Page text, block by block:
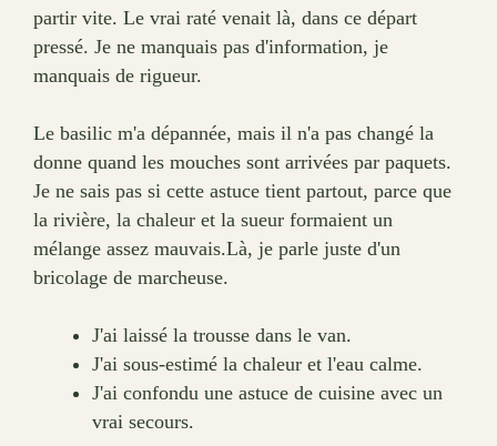
partir vite. Le vrai raté venait là, dans ce départ
pressé. Je ne manquais pas d'information, je
manquais de rigueur.
Le basilic m'a dépannée, mais il n'a pas changé la
donne quand les mouches sont arrivées par paquets.
Je ne sais pas si cette astuce tient partout, parce que
la rivière, la chaleur et la sueur formaient un
mélange assez mauvais.Là, je parle juste d'un
bricolage de marcheuse.
J'ai laissé la trousse dans le van.
J'ai sous-estimé la chaleur et l'eau calme.
J'ai confondu une astuce de cuisine avec un
vrai secours.